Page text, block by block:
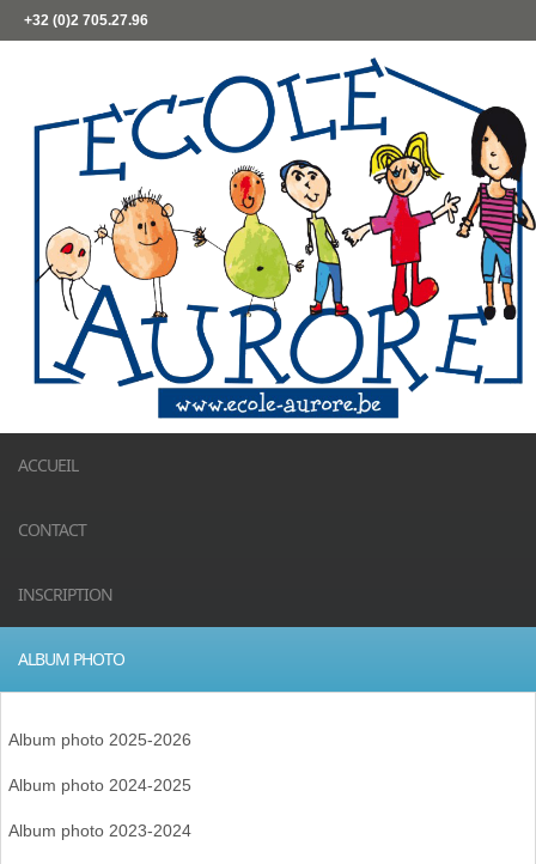
+32 (0)2 705.27.96
ACCUEIL
CONTACT
INSCRIPTION
ALBUM PHOTO
Album photo 2025-2026
Album photo 2024-2025
Album photo 2023-2024